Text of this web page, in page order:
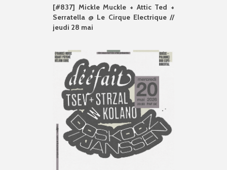
[#837] Mickle Muckle + Attic Ted +
Serratella @ Le Cirque Electrique //
jeudi 28 mai